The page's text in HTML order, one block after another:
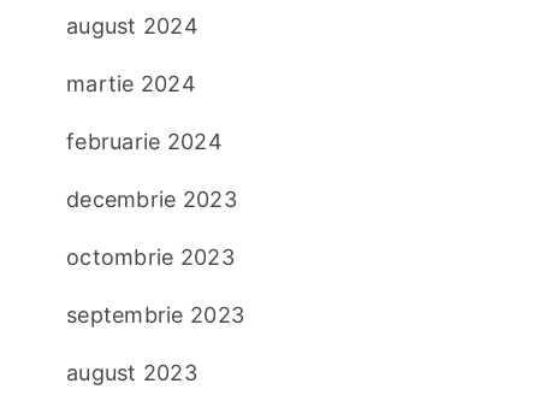
august 2024
martie 2024
februarie 2024
decembrie 2023
octombrie 2023
septembrie 2023
august 2023